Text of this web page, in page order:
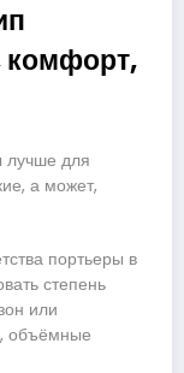
комфорт,
лучше для
а может,
портьеры в
степень
или
объёмные